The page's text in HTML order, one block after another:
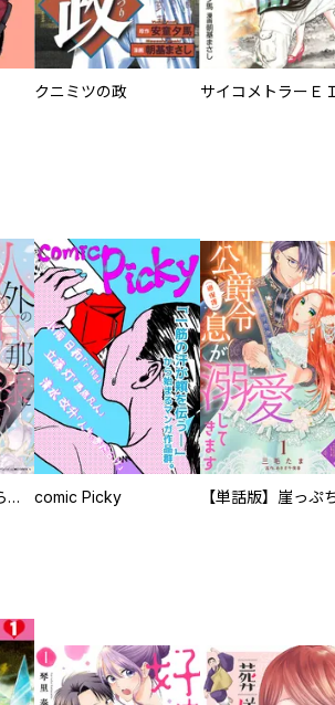
クニミツの政
人外の旦那様に娶られ毎晩ナカまで愛される…。アンソロジー comic Picky